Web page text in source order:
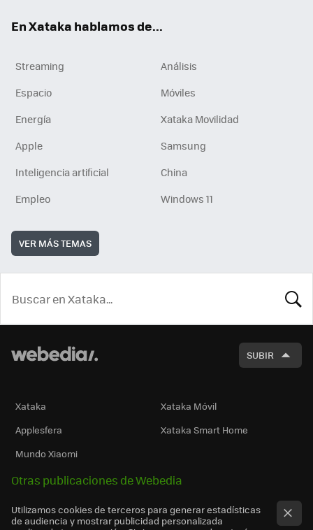
En Xataka hablamos de...
Streaming
Análisis
Espacio
Móviles
Energía
Xataka Movilidad
Apple
Samsung
Inteligencia artificial
China
Empleo
Windows 11
VER MÁS TEMAS
SUBIR
Xataka
Xataka Móvil
Applesfera
Xataka Smart Home
Mundo Xiaomi
Otras publicaciones de Webedia
Utilizamos cookies de terceros para generar estadísticas
de audiencia y mostrar publicidad personalizada